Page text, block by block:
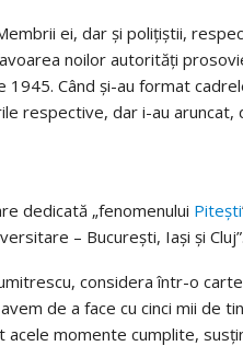
ei, dar şi poliţiştii,
noilor autorităţi
Când şi-au format
respective, dar i-au
dedicată „fenomenului Piteşti
– Bucureşti, Iaşi şi Cluj”.
considera într-o
de a face cu cinci mii de
acele momente cumplite,